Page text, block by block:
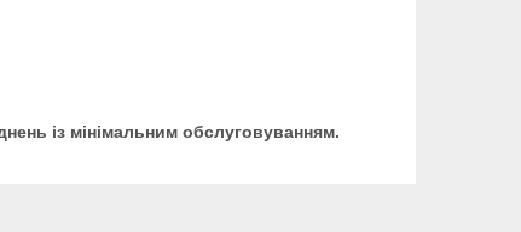
із мінімальним обслуговуванням.